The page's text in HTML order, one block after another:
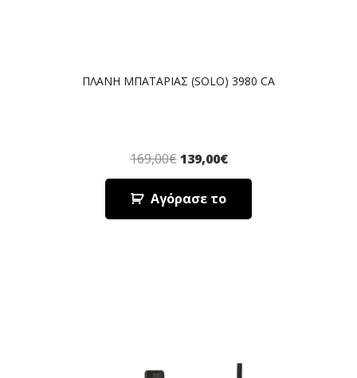
ΠΛΑΝΗ ΜΠΑΤΑΡΙΑΣ (SOLO) 3980 CA
169,00€ 139,00€
Αγόρασε το